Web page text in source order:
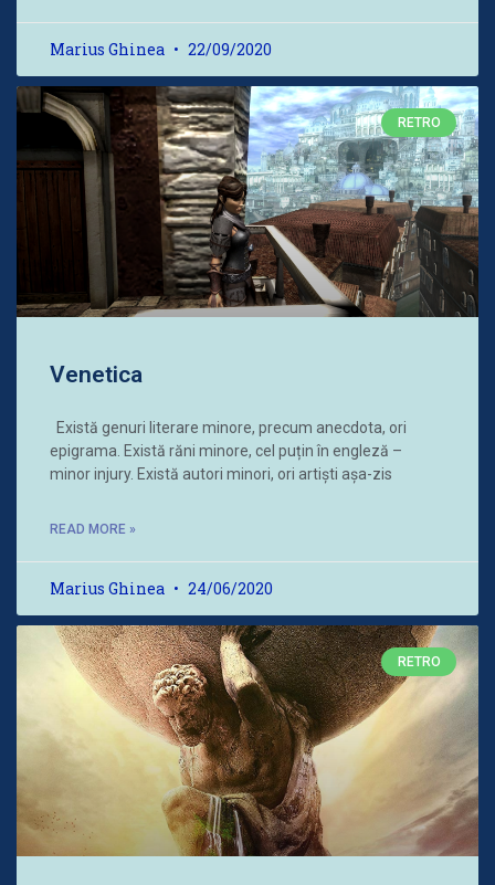
Marius Ghinea 22/09/2020
RETRO
Venetica
Există genuri literare minore, precum anecdota, ori
epigrama. Există răni minore, cel puțin în engleză –
minor injury. Există autori minori, ori artiști așa-zis
READ MORE »
Marius Ghinea 24/06/2020
RETRO